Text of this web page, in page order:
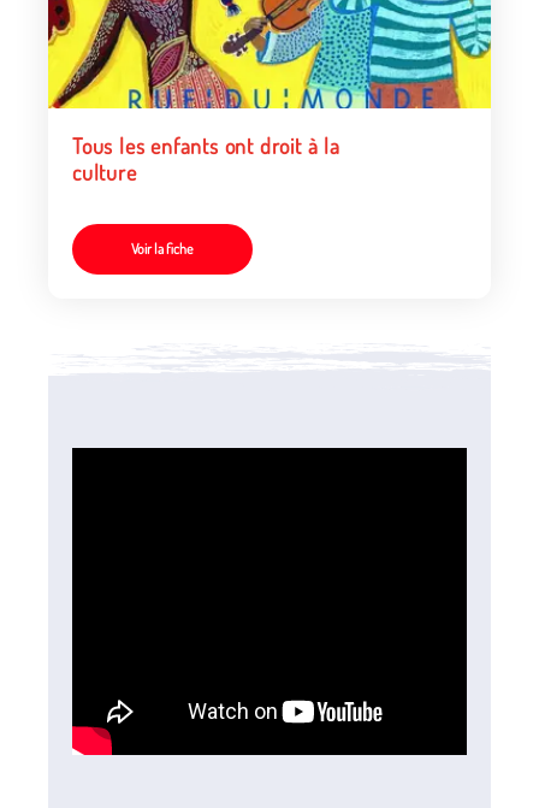
Tous les enfants ont droit à la
culture
Voir la fiche